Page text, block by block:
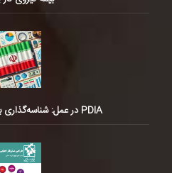
PDIA در عمل: شناسه‌گذاری بودجه و طبقه‌بندی آن